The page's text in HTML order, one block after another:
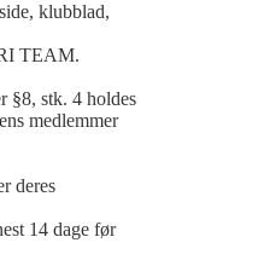
klubblad,
TEAM.
§8, stk. 4 holdes
medlemmer
deres
14 dage før